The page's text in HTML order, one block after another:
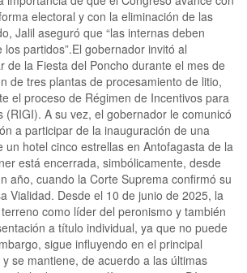
electoral y con la eliminación de las
Jalil aseguró que “las internas deben
partidos”.El gobernador invitó al
de la Fiesta del Poncho durante el mes de
de tres plantas de procesamiento de litio,
el proceso de Régimen de Incentivos para
(RIGI). A su vez, el gobernador le comunicó
a participar de la inauguración de una
un hotel cinco estrellas en Antofagasta de la
está encerrada, simbólicamente, desde
año, cuando la Corte Suprema confirmó su
Vialidad. Desde el 10 de junio de 2025, la
como líder del peronismo y también
a título individual, ya que no puede
sigue influyendo en el principal
se mantiene, de acuerdo a las últimas